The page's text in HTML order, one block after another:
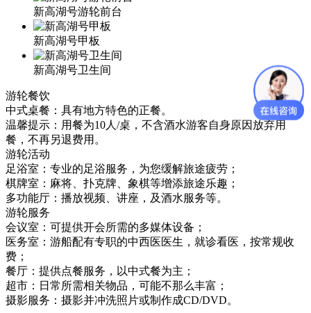
新高湖号游轮前台
新高湖号甲板
新高湖号卫生间
游轮餐饮
中式桌餐：具有地方特色的正餐。
温馨提示：用餐为10人/桌，不含酒水游客自身原因放弃用
餐，不再另退费用。
游轮活动
足浴室：专业的足浴服务，为您缓解旅途疲劳；
棋牌室：麻将、扑克牌、象棋等增添旅途乐趣；
多功能厅：播放视频、讲座，及酒水服务等。
游轮服务
会议室：可提供开会所需的多媒体设备；
医务室：游船配有专职的中西医医生，就诊看医，按常规收
费；
餐厅：提供点餐服务，以中式餐为主；
超市：日常所需相关物品，可能不那么丰富；
摄影服务：摄影并冲洗照片或制作成CD/DVD。